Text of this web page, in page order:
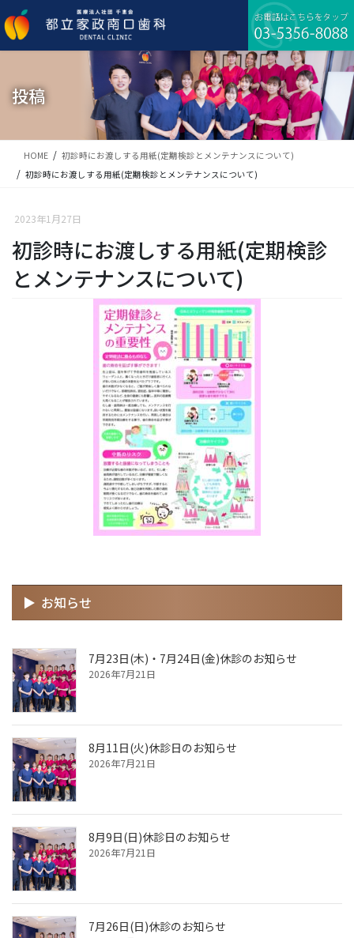
ン
テ
ビ
ゲ
移
投稿
HOME
初診時にお渡しする用紙(定期検診とメンテナンスについて)
初診時にお渡しする用紙(定期検診とメンテナンスについて)
2023年1月27日
初診時にお渡しする用紙(定期検診
とメンテナンスについて)
お知らせ
7月23日(木)・7月24日(金)休診のお知らせ
2026年7月21日
8月11日(火)休診日のお知らせ
2026年7月21日
8月9日(日)休診日のお知らせ
2026年7月21日
7月26日(日)休診のお知らせ